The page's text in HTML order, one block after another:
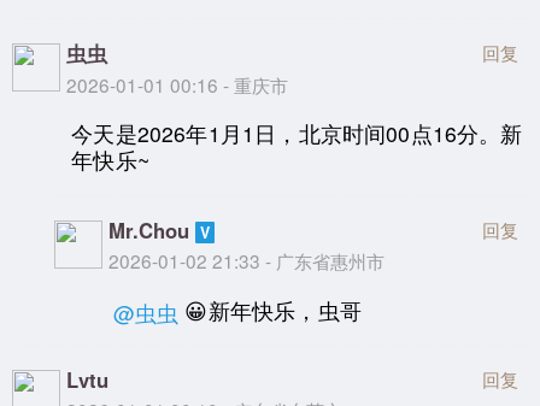
虫虫
2026-01-01 00:16 - 重庆市
回复
今天是2026年1月1日，北京时间00点16分。新
年快乐~
Mr.Chou
2026-01-02 21:33 - 广东省惠州市
回复
@虫虫 😀新年快乐，虫哥
Lvtu 回复